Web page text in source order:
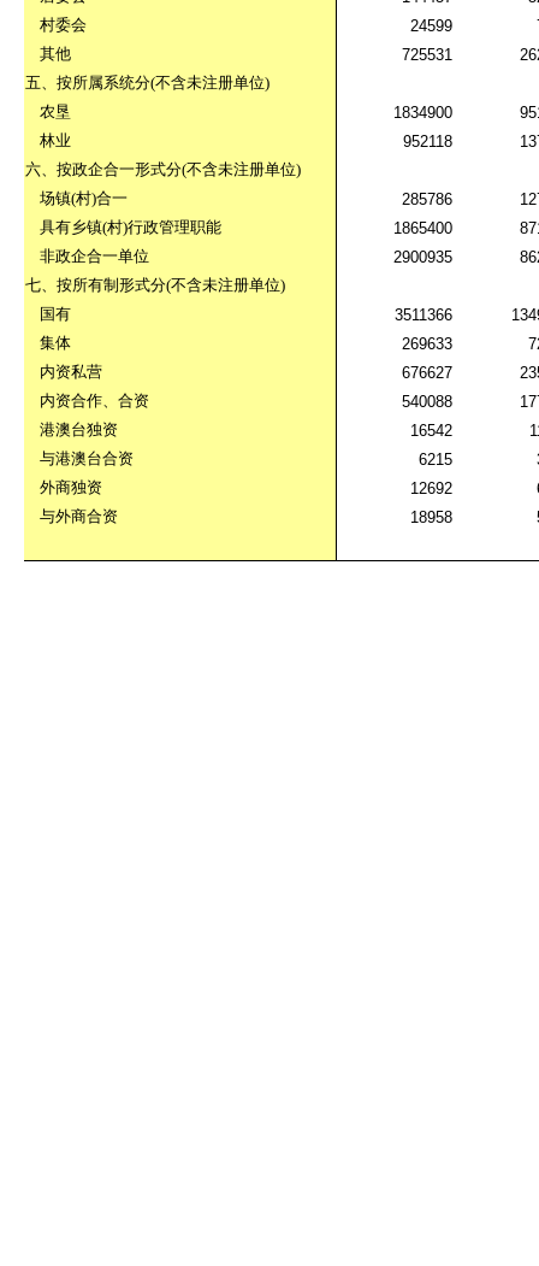
村委会
24599
其他
725531
五、按所属系统分(不含未注册单位)
农垦
1834900
林业
952118
六、按政企合一形式分(不含未注册单位)
场镇(村)合一 285786
具有乡镇(村)行政管理职能 1865400
非政企合一单位
2900935
七、按所有制形式分(不含未注册单位)
国有
3511366
集体
269633
内资私营
676627
内资合作、合资
540088
港澳台独资
16542
与港澳台合资
6215
外商独资
12692
与外商合资
18958